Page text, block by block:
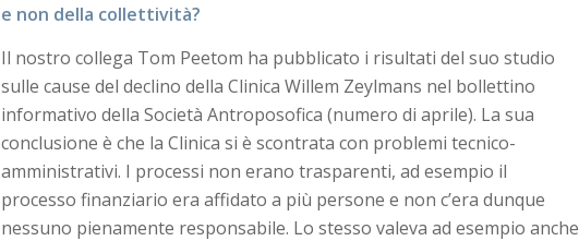
e non della collettività?
Il nostro collega Tom Peetom ha pubblicato i risultati del suo studio
sulle cause del declino della Clinica Willem Zeylmans nel bollettino
informativo della Società Antroposofica (numero di aprile). La sua
conclusione è che la Clinica si è scontrata con problemi tecnico-
amministrativi. I processi non erano trasparenti, ad esempio il
processo finanziario era affidato a più persone e non c’era dunque
nessuno pienamente responsabile. Lo stesso valeva ad esempio anche